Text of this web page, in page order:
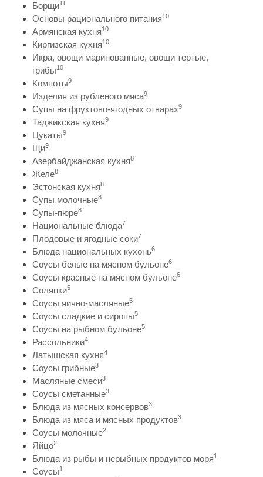
Борщи11
Основы рационального питания10
Армянская кухня10
Киргизская кухня10
Икра, овощи маринованные, овощи тертые,
грибы10
Компоты9
Изделия из рубленого мяса9
Супы на фруктово-ягодных отварах9
Таджикская кухня9
Цукаты9
Щи9
Азербайджанская кухня8
Желе8
Эстонская кухня8
Супы молочные8
Супы-пюре8
Национальные блюда7
Плодовые и ягодные соки7
Блюда национальных кухонь6
Соусы белые на мясном бульоне6
Соусы красные на мясном бульоне6
Солянки5
Соусы яично-масляные5
Соусы сладкие и сиропы5
Соусы на рыбном бульоне5
Рассольники4
Латышская кухня4
Соусы грибные3
Масляные смеси3
Соусы сметанные3
Блюда из мясных консервов3
Блюда из мяса и мясных продуктов3
Соусы молочные2
Яйцо2
Блюда из рыбы и нерыбных продуктов моря1
Соусы1